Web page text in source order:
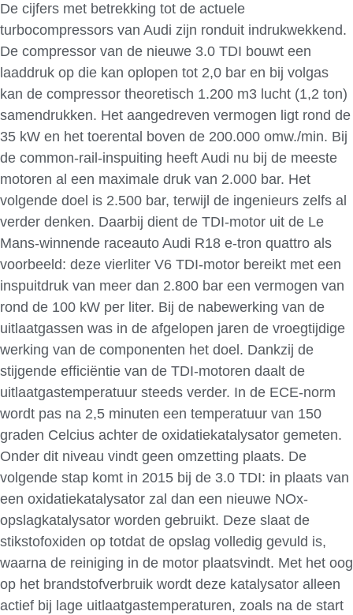
De cijfers met betrekking tot de actuele
turbocompressors van Audi zijn ronduit indrukwekkend.
De compressor van de nieuwe 3.0 TDI bouwt een
laaddruk op die kan oplopen tot 2,0 bar en bij volgas
kan de compressor theoretisch 1.200 m3 lucht (1,2 ton)
samendrukken. Het aangedreven vermogen ligt rond de
35 kW en het toerental boven de 200.000 omw./min. Bij
de common-rail-inspuiting heeft Audi nu bij de meeste
motoren al een maximale druk van 2.000 bar. Het
volgende doel is 2.500 bar, terwijl de ingenieurs zelfs al
verder denken. Daarbij dient de TDI-motor uit de Le
Mans-winnende raceauto Audi R18 e-tron quattro als
voorbeeld: deze vierliter V6 TDI-motor bereikt met een
inspuitdruk van meer dan 2.800 bar een vermogen van
rond de 100 kW per liter. Bij de nabewerking van de
uitlaatgassen was in de afgelopen jaren de vroegtijdige
werking van de componenten het doel. Dankzij de
stijgende efficiëntie van de TDI-motoren daalt de
uitlaatgastemperatuur steeds verder. In de ECE-norm
wordt pas na 2,5 minuten een temperatuur van 150
graden Celcius achter de oxidatiekatalysator gemeten.
Onder dit niveau vindt geen omzetting plaats. De
volgende stap komt in 2015 bij de 3.0 TDI: in plaats van
een oxidatiekatalysator zal dan een nieuwe NOx-
opslagkatalysator worden gebruikt. Deze slaat de
stikstofoxiden op totdat de opslag volledig gevuld is,
waarna de reiniging in de motor plaatsvindt. Met het oog
op het brandstofverbruik wordt deze katalysator alleen
actief bij lage uitlaatgastemperaturen, zoals na de start